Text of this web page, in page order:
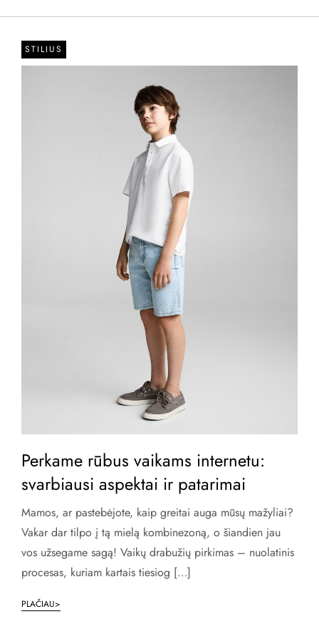
STILIUS
Perkame rūbus vaikams internetu:
svarbiausi aspektai ir patarimai
Mamos, ar pastebėjote, kaip greitai auga mūsų mažyliai?
Vakar dar tilpo į tą mielą kombinezoną, o šiandien jau
vos užsegame sagą! Vaikų drabužių pirkimas – nuolatinis
procesas, kuriam kartais tiesiog […]
PLAČIAU>